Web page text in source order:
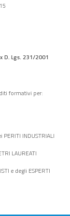
Lgs. 231/2001
formativi per:
PERITI INDUSTRIALI
LAUREATI
e degli ESPERTI